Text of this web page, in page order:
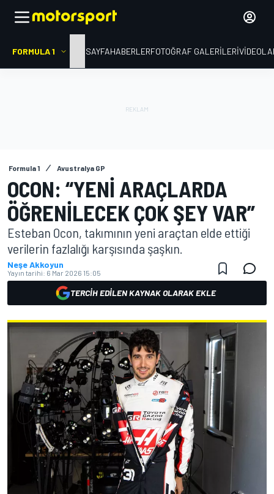
FORMULA 1 ANA SAYFAHABERLERFOTOĞRAF GALERILERI
Formula 1 Avustralya GP
OCON: “YENI ARAÇLARDA
ÖĞRENILECEK ÇOK ŞEY VAR”
Esteban Ocon, takımının yeni araçtan elde ettiği
verilerin fazlalığı karşısında şaşkın.
Neşe Akkoyun
Yayın tarihi: 6 Mar 2026 15:05
TERCIH EDILEN KAYNAK OLARAK EKLE